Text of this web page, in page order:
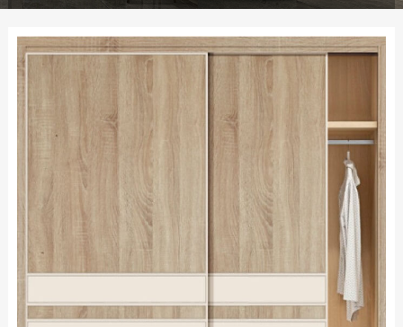
企业视频
屋订制
产品定制
空间定制
综合系列
牌资讯
行业资讯